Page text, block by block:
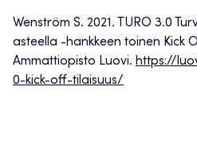
Wenström S. 2021. TURO 3.0
asteella -hankkeen toinen Kick
Ammattiopisto Luovi. https://
0-kick-off-tilaisuus/